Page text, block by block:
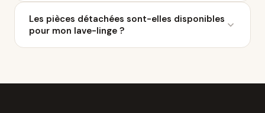
intervention à domicile.
proposent des interventions à domicile autour de
Génissieux. C'est pratique pour le gros
électroménager. Vérifiez cette option sur les fiches
Les pièces détachées sont-elles disponibles
pour mon lave-linge ?
Génissieux ont accès à des réseaux de grossistes